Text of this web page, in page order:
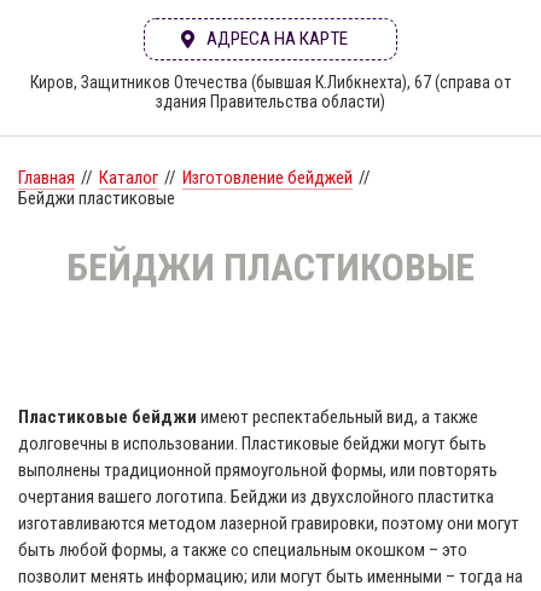
АДРЕСА НА КАРТЕ
Киров, Защитников Отечества (бывшая К.Либкнехта), 67 (справа от
здания Правительства области)
Главная // Каталог // Изготовление бейджей //
Бейджи пластиковые
БЕЙДЖИ ПЛАСТИКОВЫЕ
Пластиковые бейджи имеют респектабельный вид, а также
долговечны в использовании. Пластиковые бейджи могут быть
выполнены традиционной прямоугольной формы, или повторять
очертания вашего логотипа. Бейджи из двухслойного пластитка
изготавливаются методом лазерной гравировки, поэтому они могут
быть любой формы, а также со специальным окошком – это
позволит менять информацию; или могут быть именными – тогда на